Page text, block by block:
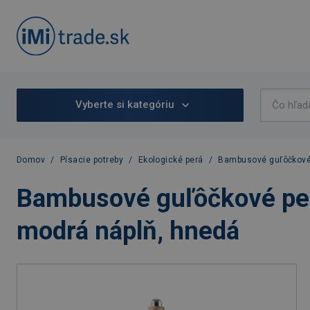
Vyberte si kategóriu
Domov / Písacie potreby / Ekologické perá / Bambusové
Bambusové guľôčkové
modrá náplň, hnedá